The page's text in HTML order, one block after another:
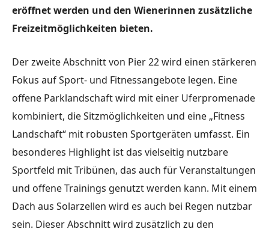
eröffnet werden und den Wienerinnen zusätzliche
Freizeitmöglichkeiten bieten.
Der zweite Abschnitt von Pier 22 wird einen stärkeren
Fokus auf Sport- und Fitnessangebote legen. Eine
offene Parklandschaft wird mit einer Uferpromenade
kombiniert, die Sitzmöglichkeiten und eine „Fitness
Landschaft“ mit robusten Sportgeräten umfasst. Ein
besonderes Highlight ist das vielseitig nutzbare
Sportfeld mit Tribünen, das auch für Veranstaltungen
und offene Trainings genutzt werden kann. Mit einem
Dach aus Solarzellen wird es auch bei Regen nutzbar
sein. Dieser Abschnitt wird zusätzlich zu den